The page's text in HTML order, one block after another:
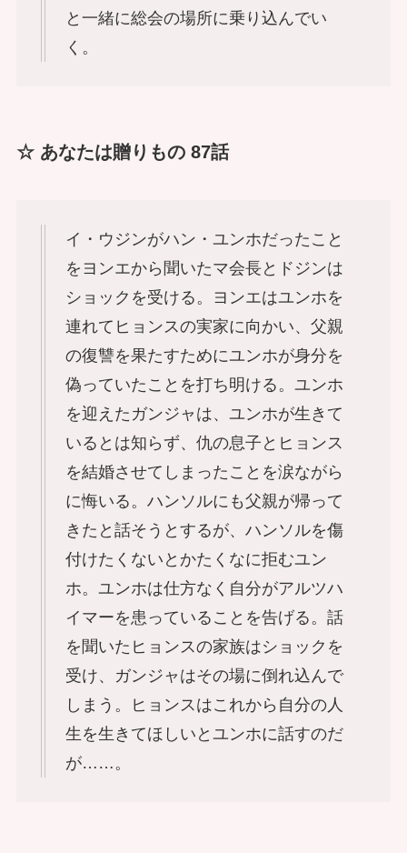
と一緒に総会の場所に乗り込んでい
く。
☆ あなたは贈りもの 87話
イ・ウジンがハン・ユンホだったこと
をヨンエから聞いたマ会長とドジンは
ショックを受ける。ヨンエはユンホを
連れてヒョンスの実家に向かい、父親
の復讐を果たすためにユンホが身分を
偽っていたことを打ち明ける。ユンホ
を迎えたガンジャは、ユンホが生きて
いるとは知らず、仇の息子とヒョンス
を結婚させてしまったことを涙ながら
に悔いる。ハンソルにも父親が帰って
きたと話そうとするが、ハンソルを傷
付けたくないとかたくなに拒むユン
ホ。ユンホは仕方なく自分がアルツハ
イマーを患っていることを告げる。話
を聞いたヒョンスの家族はショックを
受け、ガンジャはその場に倒れ込んで
しまう。ヒョンスはこれから自分の人
生を生きてほしいとユンホに話すのだ
が……。